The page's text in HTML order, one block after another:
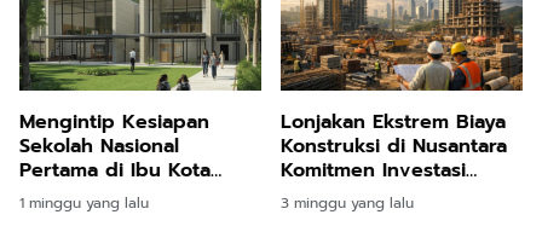
Mengintip Kesiapan
Sekolah Nasional
Pertama di Ibu Kota
Nusantara yang Siap
Sambut Siswa Perdana
1 minggu yang lalu
Lonjakan Ekstrem Biaya
Konstruksi di Nusantara
Komitmen Investasi
Pakuwon Jati Terbukti
Tangguh
3 minggu yang lalu